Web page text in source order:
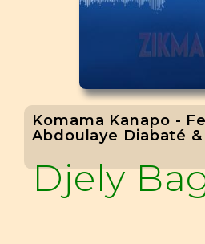
Komama Kanapo -
Abdoulaye Diabaté
Djely